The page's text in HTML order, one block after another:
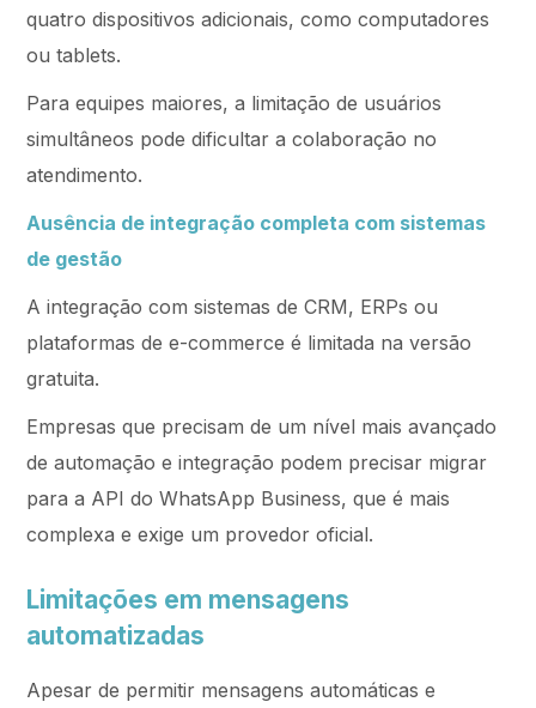
quatro dispositivos adicionais, como computadores
ou tablets.
Para equipes maiores, a limitação de usuários
simultâneos pode dificultar a colaboração no
atendimento.
Ausência de integração completa com sistemas
de gestão
A integração com sistemas de CRM, ERPs ou
plataformas de e-commerce é limitada na versão
gratuita.
Empresas que precisam de um nível mais avançado
de automação e integração podem precisar migrar
para a API do WhatsApp Business, que é mais
complexa e exige um provedor oficial.
Limitações em mensagens
automatizadas
Apesar de permitir mensagens automáticas e